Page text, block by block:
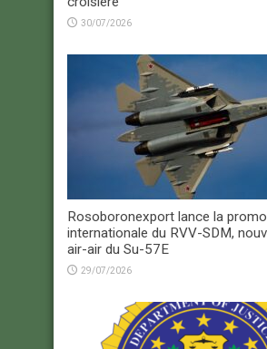
30/07/2026
Rosoboronexport lance la
internationale du RVV-SDM,
air-air du Su-57E
29/07/2026